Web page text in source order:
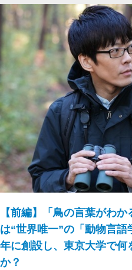
【前編】「鳥の言葉がわ
は“世界唯一”の「動物言語
年に創設し、東京大学で何
か？